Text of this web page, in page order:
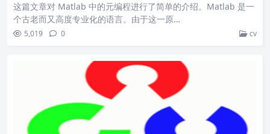
这篇文章对 Matlab 中的元编程进行了简单的介绍。Matlab 是一
个古老而又高度专业化的语言。由于这一原…
5,019 0 cv